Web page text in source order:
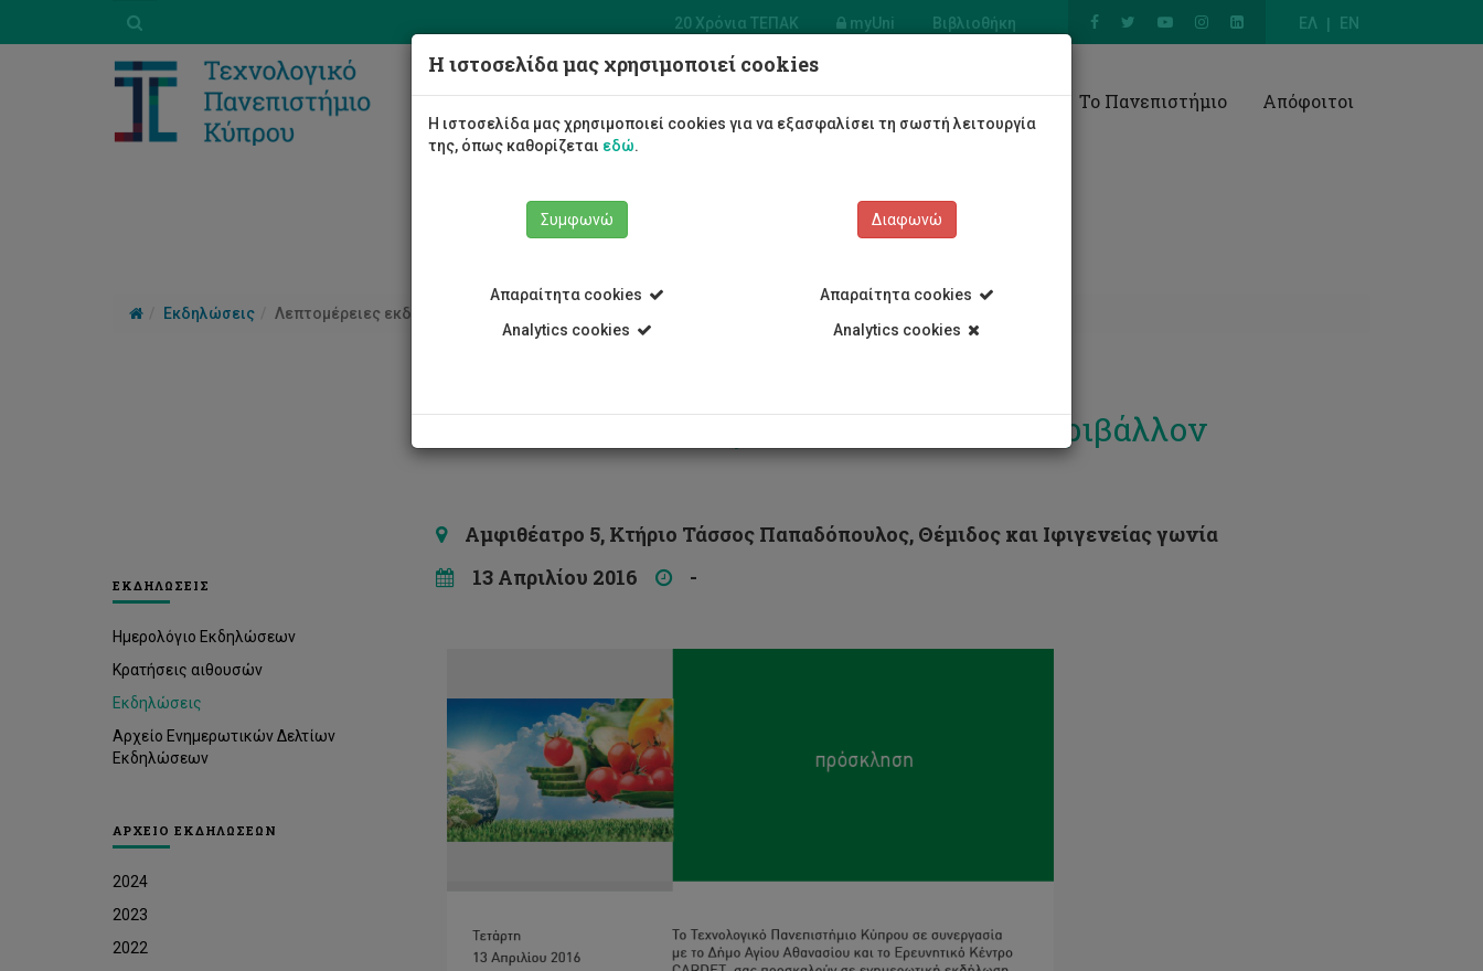
ΕΛ EN
20 Χρόνια ΤΕΠΑΚ myUni Βιβλιοθήκη
Φοιτητές/τριες Σπουδές Έρευνα Το Πανεπιστήμιο Απόφοιτοι
Εκδηλώσεις Λεπτομέρειες εκδήλωσης
ΕΚΔΗΛΩΣΕΙΣ
Ημερολόγιο Εκδηλώσεων
Κρατήσεις αιθουσών
Εκδηλώσεις
Αρχείο Ενημερωτικών Δελτίων
Εκδηλώσεων
ΑΡΧΕΙΟ ΕΚΔΗΛΩΣΕΩΝ
2024
2023
2022
Δεν πετάμε τα τρόφιμα – Αγαπάμε το περιβάλλον
Αμφιθέατρο 5, Κτήριο Τάσσος Παπαδόπουλος, Θέμιδος και Ιφιγενείας γωνία
13 Απριλίου 2016
-
Η ιστοσελίδα μας χρησιμοποιεί cookies
Η ιστοσελίδα μας χρησιμοποιεί cookies για να εξασφαλίσει τη σωστή λειτουργία
της, όπως καθορίζεται εδώ.
Συμφωνώ
Απαραίτητα cookies
Analytics cookies
Διαφωνώ
Απαραίτητα cookies
Analytics cookies